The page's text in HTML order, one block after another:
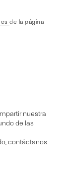
de la página
nuestra
de las
contáctanos